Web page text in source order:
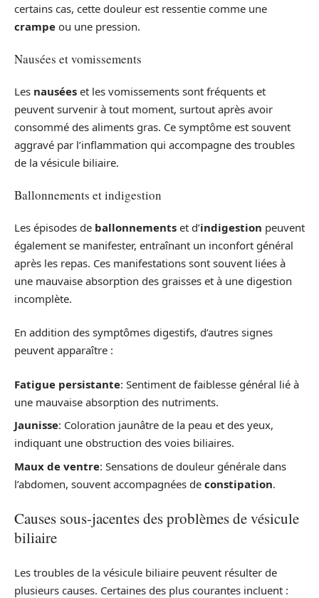
certains cas, cette douleur est ressentie comme une
crampe ou une pression.
Nausées et vomissements
Les nausées et les vomissements sont fréquents et
peuvent survenir à tout moment, surtout après avoir
consommé des aliments gras. Ce symptôme est souvent
aggravé par l’inflammation qui accompagne des troubles
de la vésicule biliaire.
Ballonnements et indigestion
Les épisodes de ballonnements et d’indigestion peuvent
également se manifester, entraînant un inconfort général
après les repas. Ces manifestations sont souvent liées à
une mauvaise absorption des graisses et à une digestion
incomplète.
En addition des symptômes digestifs, d’autres signes
peuvent apparaître :
Fatigue persistante: Sentiment de faiblesse général lié à
une mauvaise absorption des nutriments.
Jaunisse: Coloration jaunâtre de la peau et des yeux,
indiquant une obstruction des voies biliaires.
Maux de ventre: Sensations de douleur générale dans
l’abdomen, souvent accompagnées de constipation.
Causes sous-jacentes des problèmes de vésicule
biliaire
Les troubles de la vésicule biliaire peuvent résulter de
plusieurs causes. Certaines des plus courantes incluent :